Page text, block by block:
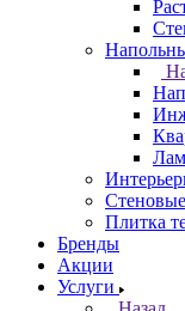
Плитка
Бренды
Акции
Услуги